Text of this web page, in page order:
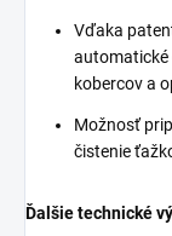
Vďaka
automatické
kobercov a
Možnosť
čistenie
Ďalšie technické